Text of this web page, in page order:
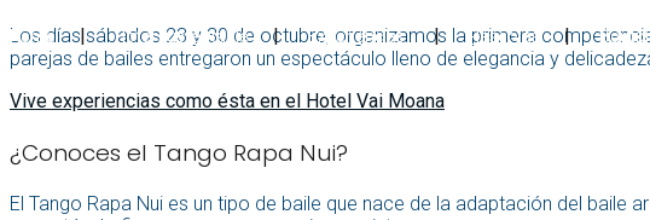
Home Hotel sustentable Experiencias Reservas
Los días sábados 23 y 30 de octubre, organizamos la primera
parejas de bailes entregaron un espectáculo lleno de elegancia y
Vive experiencias como ésta en el Hotel Vai Moana
¿Conoces el Tango Rapa Nui?
El Tango Rapa Nui es un tipo de baile que nace de la adaptación del